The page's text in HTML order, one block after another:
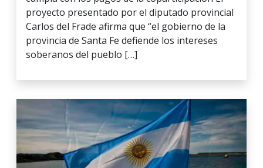
proyecto presentado por el diputado provincial
Carlos del Frade afirma que “el gobierno de la
provincia de Santa Fe defiende los intereses
soberanos del pueblo […]